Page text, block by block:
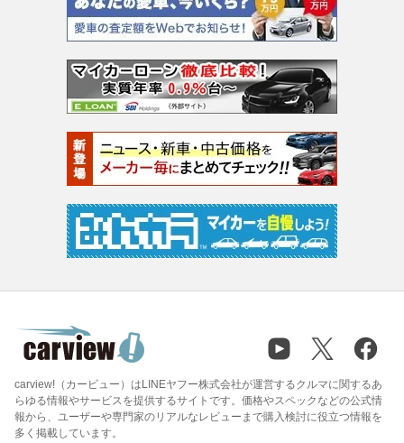
carview!（カービュー）はLINEヤフー株式会社が運営するクルマに関するあ
らゆる情報やサービスを提供するサイトです。価格やスペックなどの公式情
報から、ユーザーや専門家のリアルなレビューまで購入検討に役立つ情報を
多く掲載しています。